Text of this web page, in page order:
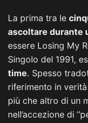
La prima tra le
ascoltare durante
essere Losing My
Singolo del 1991,
time. Spesso
riferimento in
più che altro di un
nell’accezione di